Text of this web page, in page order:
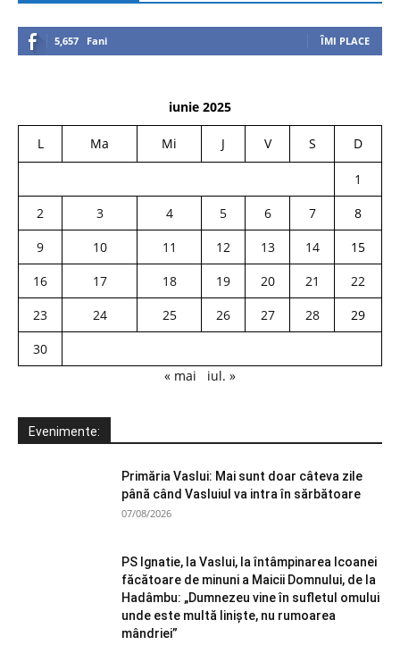
5,657 Fani ÎMI PLACE
iunie 2025
L Ma Mi J V S D
1
2
3 4 5 6 7
8
9
10 11 12 13 14
15
16
17 18 19 20 21
22
23
24 25 26 27 28
29
30
« mai
iul. »
Evenimente:
Primăria Vaslui: Mai sunt doar câteva zile
până când Vasluiul va intra în sărbătoare
07/08/2026
PS Ignatie, la Vaslui, la întâmpinarea Icoanei
făcătoare de minuni a Maicii Domnului, de la
Hadâmbu: „Dumnezeu vine în sufletul omului
unde este multă liniște, nu rumoarea
mândriei”